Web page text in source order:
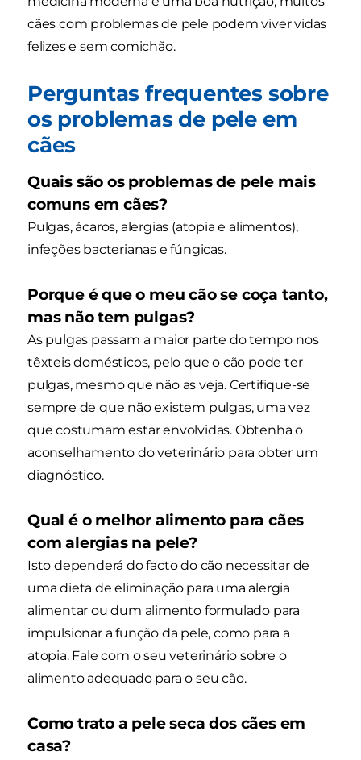
cães com problemas de pele podem viver vidas
felizes e sem comichão.
Perguntas frequentes sobre
os problemas de pele em
cães
Quais são os problemas de pele mais
comuns em cães?
Pulgas, ácaros, alergias (atopia e alimentos),
infeções bacterianas e fúngicas.
Porque é que o meu cão se coça tanto,
mas não tem pulgas?
As pulgas passam a maior parte do tempo nos
têxteis domésticos, pelo que o cão pode ter
pulgas, mesmo que não as veja. Certifique-se
sempre de que não existem pulgas, uma vez
que costumam estar envolvidas. Obtenha o
aconselhamento do veterinário para obter um
diagnóstico.
Qual é o melhor alimento para cães
com alergias na pele?
Isto dependerá do facto do cão necessitar de
uma dieta de eliminação para uma alergia
alimentar ou dum alimento formulado para
impulsionar a função da pele, como para a
atopia. Fale com o seu veterinário sobre o
alimento adequado para o seu cão.
Como trato a pele seca dos cães em
casa?